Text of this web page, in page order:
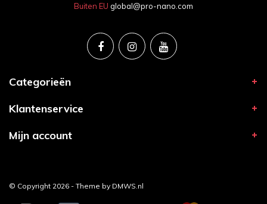
Buiten EU global@pro-nano.com
Categorieën
Klantenservice
Mijn account
© Copyright 2026 - Theme by DMWS.nl